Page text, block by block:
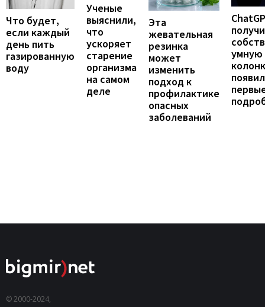
Что будет,
если каждый
день пить
газированную
воду
Ученые
выяснили,
что
ускоряет
старение
организма
на самом
деле
Эта
жевательная
резинка
может
изменить
подход к
профилактике
опасных
заболеваний
умную
© 2000-2024,